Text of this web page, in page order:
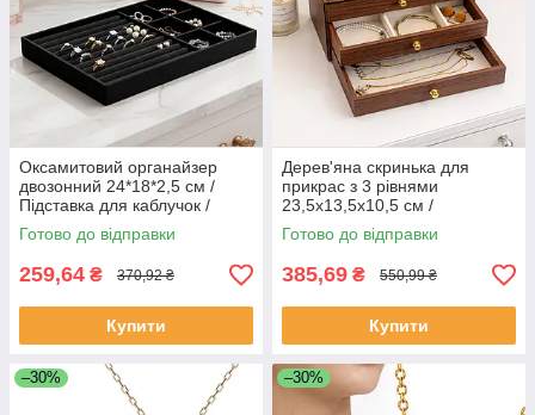
Оксамитовий органайзер
двозонний 24*18*2,5 см /
Підставка для каблучок /
Лоток для біжутерії / Планшет
ювелірний
Готово до відправки
259,64 ₴ 370,92 ₴
Купити
Дерев'яна скринька для
прикрас з 3 рівнями
23,5х13,5х10,5 см /
Органайзер для біжутерії /
Кейс для ювелірних виробів /
Шкатулка
Готово до відправки
385,69 ₴ 550,99 ₴
Купити
–30% –30%